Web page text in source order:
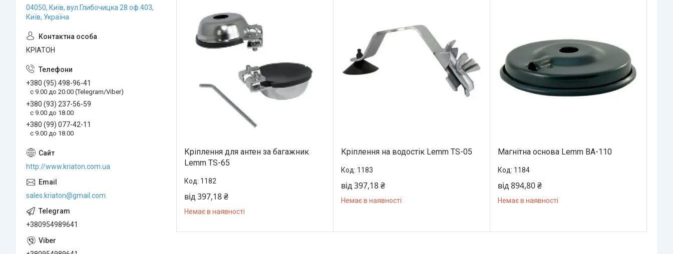
Кріплення для антен за багажник
Lemm TS-65
1182
від 397,18 ₴
Немає в наявності
Кріплення на водостік Lemm TS-05
1183
від 397,18 ₴
Немає в наявності
Магнітна основа Lemm BA-110
1184
від 894,80 ₴
Немає в наявності
04050, Київ, вул.Глибочицка 28 оф.403,
Київ, Україна
КРІАТОН
+380 (95) 498-96-41
с 9.00 до 20.00 (Telegram/Viber)
+380 (93) 237-56-59
c 9.00 до 18.00
+380 (99) 077-42-11
с 9.00 до 18.00
http://www.kriaton.com.ua
sales.kriaton@gmail.com
+380954989641